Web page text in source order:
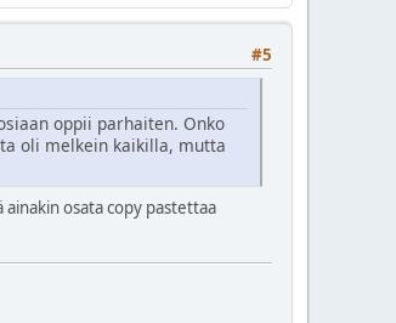
#5
oppii parhaiten. Onko
oli melkein kaikilla, mutta
osata copy pastettaa